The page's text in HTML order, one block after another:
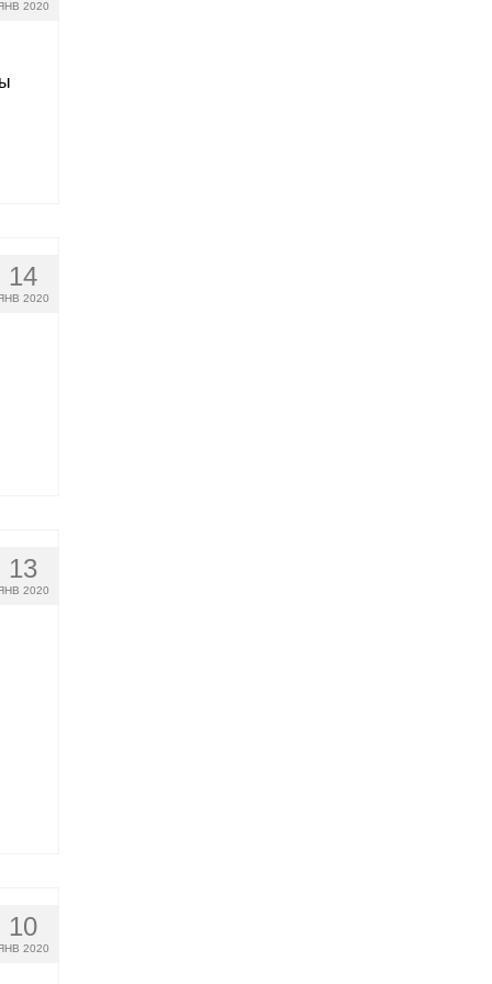
2020
14
2020
13
2020
10
2020